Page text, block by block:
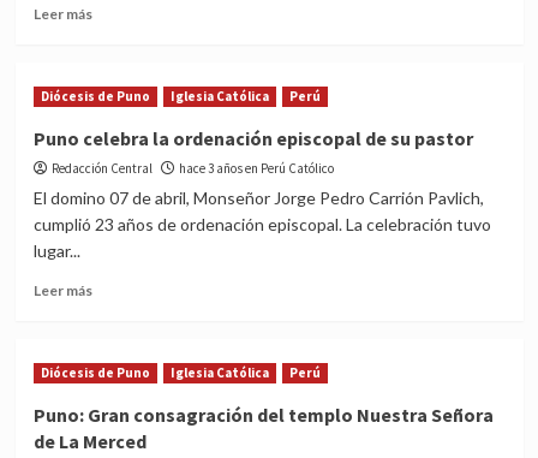
Señora
la
Asunción,
Leer másRead
Puno
prepara
para
celebrar
a
de
Diócesis de Puno Iglesia Católica Perú
Puno celebra la ordenación episcopal de su pastor
Redacción Central hace 3 años en Perú Católico
El domino 07 de abril, Monseñor Jorge Pedro Carrión Pavlich,
cumplió 23 años de ordenación episcopal. La celebración tuvo
lugar...
Leer másRead
celebra
ordenación
episcopal
Diócesis de Puno Iglesia Católica Perú
Puno: Gran consagración del templo Nuestra Señora
de La Merced